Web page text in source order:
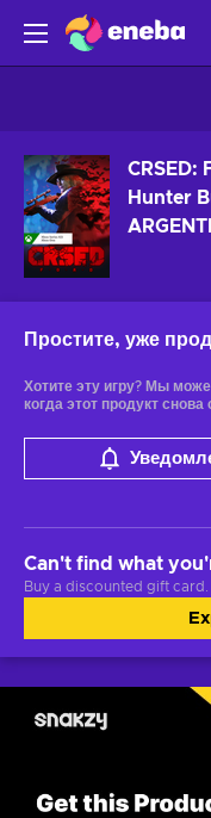
CRSED:
Hunter
Простите, уже
Хотите эту игру? Мы
когда этот продукт снова
Can't find what
Buy a discounted gift card.